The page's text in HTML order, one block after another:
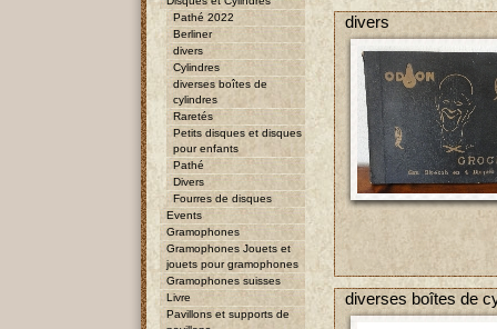
Pathé 2022
Berliner
divers
Cylindres
diverses boîtes de
cylindres
Raretés
Petits disques et disques
pour enfants
Pathé
Divers
Fourres de disques
Events
Gramophones
Gramophones Jouets et
jouets pour gramophones
Gramophones suisses
Livre
Pavillons et supports de
divers
diverses boîtes de